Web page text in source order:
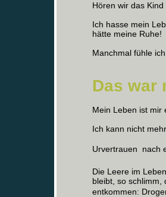
Hören wir das
Ich hasse mein
hätte meine Ruhe!
Manchmal fühle
Das war
Mein Leben ist mir
Ich kann nicht
Urvertrauen  nach
Die Leere im
bleibt, so schlimm,
entkommen: